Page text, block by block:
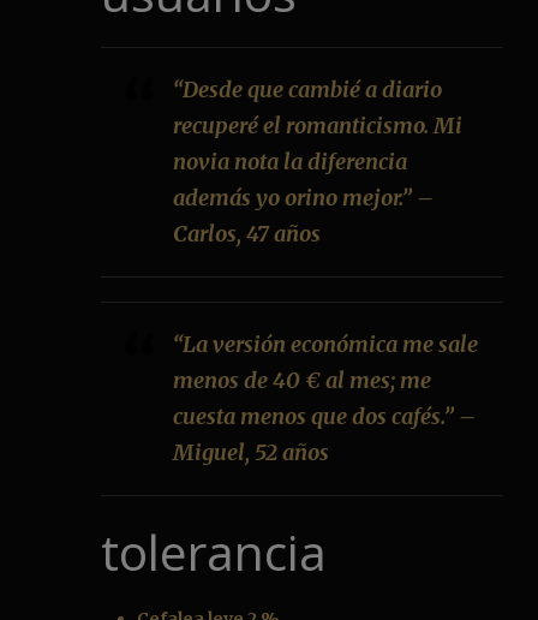
“Desde que cambié a diario
recuperé el romanticismo. Mi
novia nota la diferencia
además yo orino mejor.” –
Carlos, 47 años
“La versión económica me sale
menos de 40 € al mes; me
cuesta menos que dos cafés.” –
Miguel, 52 años
tolerancia